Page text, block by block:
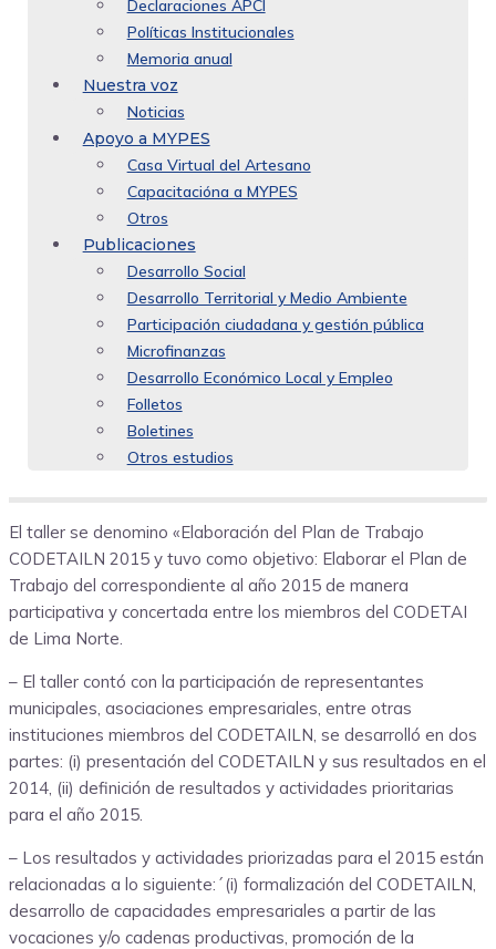
Declaraciones APCI
Políticas Institucionales
Memoria anual
Nuestra voz
Noticias
Apoyo a MYPES
Casa Virtual del Artesano
Capacitacióna a MYPES
Otros
Publicaciones
Desarrollo Social
Desarrollo Territorial y Medio Ambiente
Participación ciudadana y gestión pública
Microfinanzas
Desarrollo Económico Local y Empleo
Folletos
Boletines
Otros estudios
El taller se denomino «Elaboración del Plan de Trabajo
CODETAILN 2015 y tuvo como objetivo: Elaborar el Plan de
Trabajo del correspondiente al año 2015 de manera
participativa y concertada entre los miembros del CODETAI
de Lima Norte.
– El taller contó con la participación de representantes
municipales, asociaciones empresariales, entre otras
instituciones miembros del CODETAILN, se desarrolló en dos
partes: (i) presentación del CODETAILN y sus resultados en el
2014, (ii) definición de resultados y actividades prioritarias
para el año 2015.
– Los resultados y actividades priorizadas para el 2015 están
relacionadas a lo siguiente:´(i) formalización del CODETAILN,
desarrollo de capacidades empresariales a partir de las
vocaciones y/o cadenas productivas, promoción de la